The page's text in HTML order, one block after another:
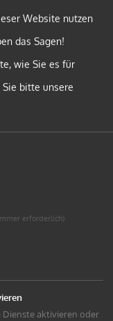
Website nutzen
das Sagen!
wie Sie es für
Sie bitte unsere
erforderlich)
Dienste aktivieren oder